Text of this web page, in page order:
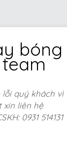
bóng
lỗi quý khách vì
xin liên hệ
0931 514131